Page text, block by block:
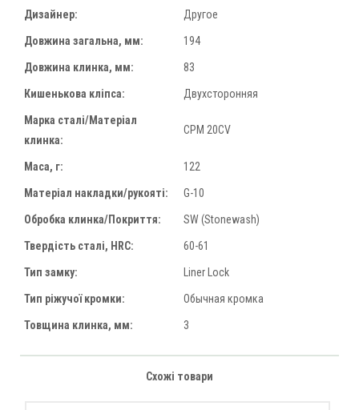
Дизайнер: Другое
Довжина загальна, мм: 194
Довжина клинка, мм: 83
Кишенькова кліпса: Двухсторонняя
Марка сталі/Матеріал
клинка:
CPM 20CV
Маса, г: 122
Матеріал накладки/рукояті: G-10
Обробка клинка/Покриття: SW (Stonewash)
Твердість сталі, HRC: 60-61
Тип замку: Liner Lock
Тип ріжучої кромки: Обычная кромка
Товщина клинка, мм: 3
Схожі товари